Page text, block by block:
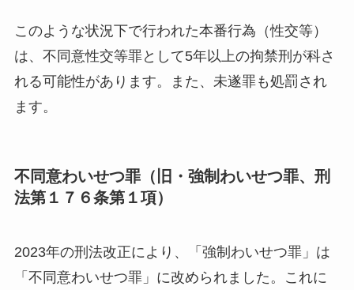
このような状況下で行われた本番行為（性交等）
は、不同意性交等罪として5年以上の拘禁刑が科さ
れる可能性があります。また、未遂罪も処罰され
ます。
不同意わいせつ罪（旧・強制わいせつ罪、刑
法第１７６条第１項）
2023年の刑法改正により、「強制わいせつ罪」は
「不同意わいせつ罪」に改められました。これに